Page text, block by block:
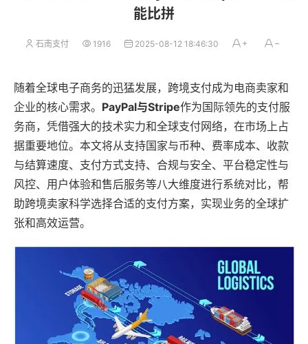
能比拼
石南支付 1916 2025-08-12 18:46:30
随着全球电子商务的迅猛发展，跨境支付成为电商卖家和
企业的核心需求。 PayPal与Stripe作为国际领先的支付服
务商，凭借强大的技术实力和全球支付网络，在市场上占
据重要地位。本文将从支持国家与币种、费率成本、收款
与结算速度、支付方式支持、合规与安全、平台稳定性与
风控、用户体验和售后服务等八大维度进行系统对比，帮
助跨境卖家科学选择合适的支付方案，实现业务的全球扩
张和高效运营。